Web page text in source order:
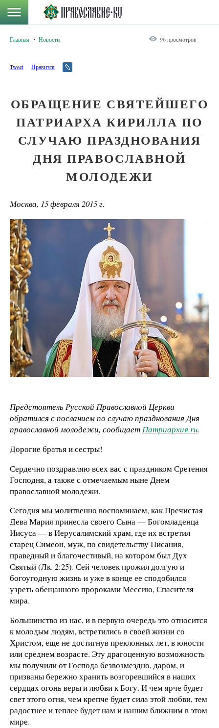
Главная Новости 96 просмотров
Tweet Нравится
ОБРАЩЕНИЕ СВЯТЕЙШЕГО
ПАТРИАРХА КИРИЛЛА ПО
СЛУЧАЮ ПРАЗДНОВАНИЯ
ДНЯ ПРАВОСЛАВНОЙ
МОЛОДЕЖИ
Москва, 15 февраля 2015 г.
Предстоятель Русской Православной Церкви
обратился с посланием по случаю празднования Дня
православной молодежи, сообщаетПатриархия.ru.
Дорогие братья и сестры!
Сердечно поздравляю всех вас с праздником Сретения
Господня, а также с отмечаемым ныне Днем
православной молодежи.
Сегодня мы молитвенно воспоминаем, как Пречистая
Дева Мария принесла своего Сына — Богомладенца
Иисуса — в Иерусалимский храм, где их встретил
старец Симеон, муж, по свидетельству Писания,
праведный и благочестивый, на котором был Дух
Святый (Лк. 2:25). Сей человек прожил долгую и
богоугодную жизнь и уже в конце ее сподобился
узреть обещанного пророками Мессию, Спасителя
мира.
Большинство из нас, и в первую очередь это относится
к молодым людям, встретились в своей жизни со
Христом, еще не достигнув преклонных лет, в юности
или среднем возрасте. Эту драгоценную возможность
мы получили от Господа безвозмездно, даром, и
призваны бережно хранить возгоревшийся в наших
сердцах огонь веры и любви к Богу. И чем ярче будет
свет этого огня, чем крепче будет сила этой любви, тем
радостнее и теплее будет нам и нашим ближним в этом
мире.